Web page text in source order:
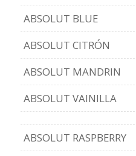
ABSOLUT BLUE
ABSOLUT CITRÓN
ABSOLUT MANDRIN
ABSOLUT VAINILLA
ABSOLUT RASPBERRY